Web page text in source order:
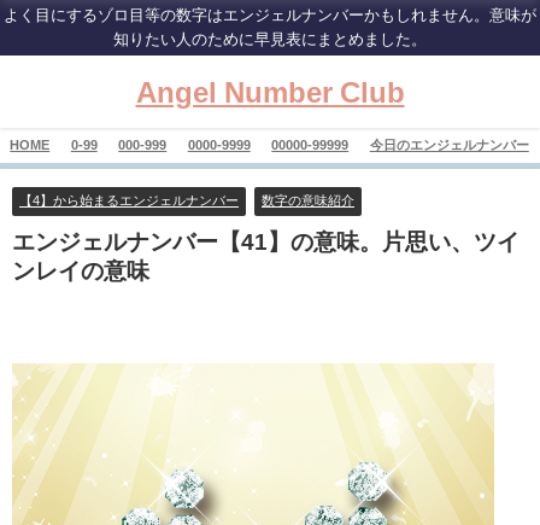
よく目にするゾロ目等の数字はエンジェルナンバーかもしれません。意味が
知りたい人のために早見表にまとめました。
Angel Number Club
HOME 0-99 000-999 0000-9999 00000-99999 今日のエンジェルナンバー
【4】から始まるエンジェルナンバー 数字の意味紹介
エンジェルナンバー【41】の意味。片思い、ツイ
ンレイの意味